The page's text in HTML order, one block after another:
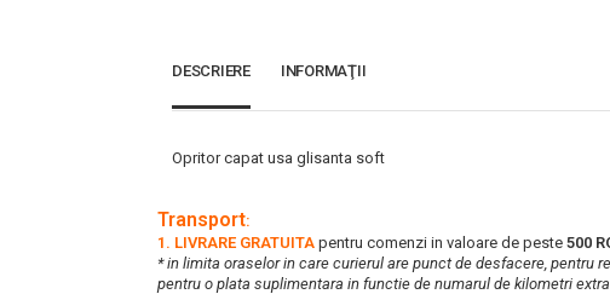
DESCRIERE INFORMAŢII
Opritor capat usa glisanta soft
Transport:
1. LIVRARE GRATUITA pentru comenzi in valoare de peste 500
* in limita oraselor in care curierul are punct de desfacere, pentru
pentru o plata suplimentara in functie de numarul de kilometri extra